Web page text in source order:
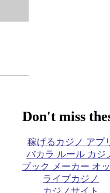
Don't miss
稼げるカジノ アプ
バカラ ルール カジ
ブック メーカー オ
ライブカジノ
カジノサイト